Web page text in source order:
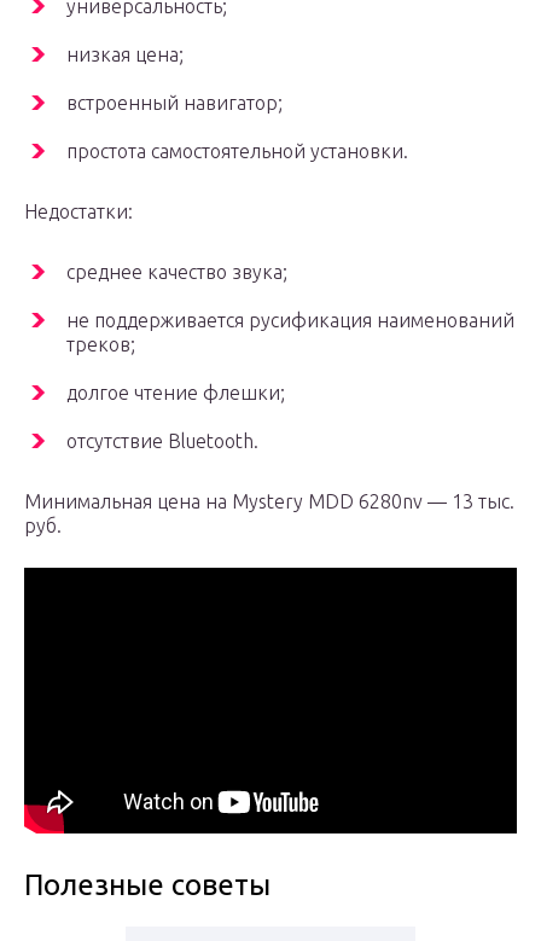
универсальность;
низкая цена;
встроенный навигатор;
простота самостоятельной установки.
Недостатки:
среднее качество звука;
не поддерживается русификация наименований
треков;
долгое чтение флешки;
отсутствие Bluetooth.
Минимальная цена на Mystery MDD 6280nv — 13 тыс.
руб.
Полезные советы